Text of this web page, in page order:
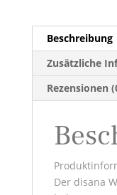
Beschreibung
Zusätzliche
Rezensionen
Der disana